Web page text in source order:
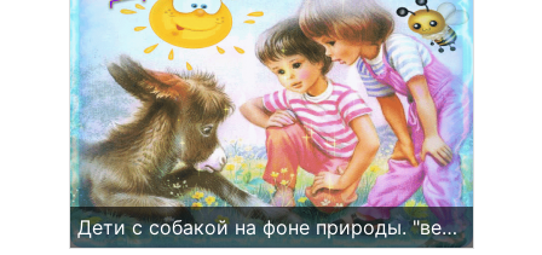
Дети с собакой на фоне природы. "веселие по дороге домой!".